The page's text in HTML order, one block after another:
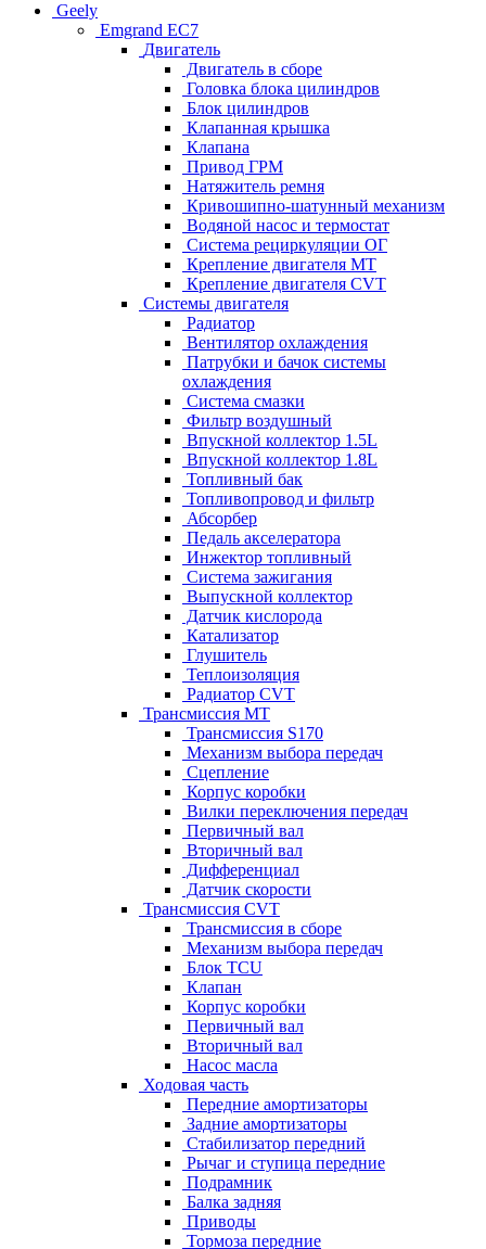
Geely
Emgrand EC7
Двигатель
Двигатель в сборе
Головка блока цилиндров
Блок цилиндров
Клапанная крышка
Клапана
Привод ГРМ
Натяжитель ремня
Кривошипно-шатунный механизм
Водяной насос и термостат
Система рециркуляции ОГ
Крепление двигателя MT
Крепление двигателя CVT
Системы двигателя
Радиатор
Вентилятор охлаждения
Патрубки и бачок системы
охлаждения
Система смазки
Фильтр воздушный
Впускной коллектор 1.5L
Впускной коллектор 1.8L
Топливный бак
Топливопровод и фильтр
Абсорбер
Педаль акселератора
Инжектор топливный
Система зажигания
Выпускной коллектор
Датчик кислорода
Катализатор
Глушитель
Теплоизоляция
Радиатор CVT
Трансмиссия MT
Трансмиссия S170
Механизм выбора передач
Сцепление
Корпус коробки
Вилки переключения передач
Первичный вал
Вторичный вал
Дифференциал
Датчик скорости
Трансмиссия CVT
Трансмиссия в сборе
Механизм выбора передач
Блок TCU
Клапан
Корпус коробки
Первичный вал
Вторичный вал
Насос масла
Ходовая часть
Передние амортизаторы
Задние амортизаторы
Стабилизатор передний
Рычаг и ступица передние
Подрамник
Балка задняя
Приводы
Тормоза передние